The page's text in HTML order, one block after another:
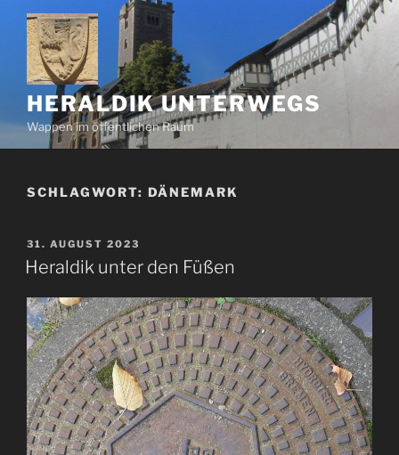
Zum
Inhalt
springen
HERALDIK UNTERWEGS
Wappen im öffentlichen Raum
SCHLAGWORT: DÄNEMARK
VERÖFFENTLICHT
AM
31. AUGUST 2023
Heraldik unter den Füßen